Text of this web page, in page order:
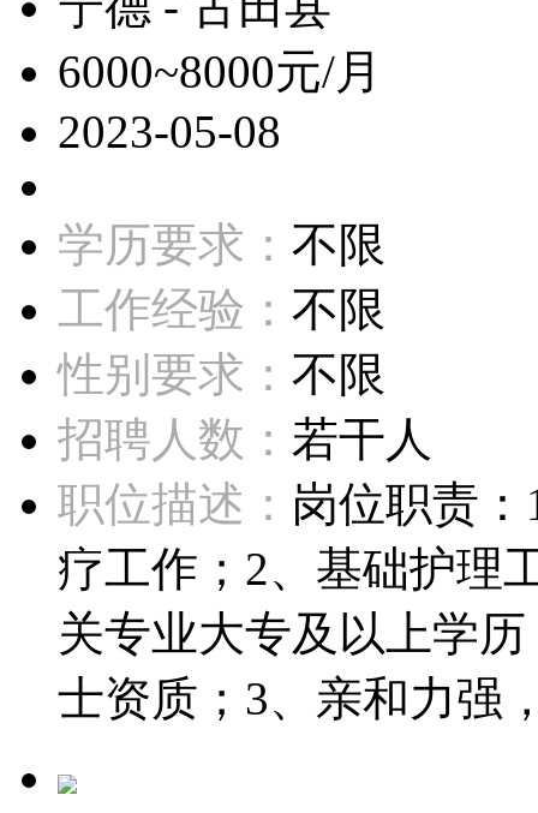
6000~8000元/月
2023-05-08
学历要求： 不限
工作经验： 不限
性别要求： 不限
招聘人数： 若干人
职位描述： 岗位职责
疗工作；2、基础护理
关专业大专及以上学
士资质；3、亲和力强